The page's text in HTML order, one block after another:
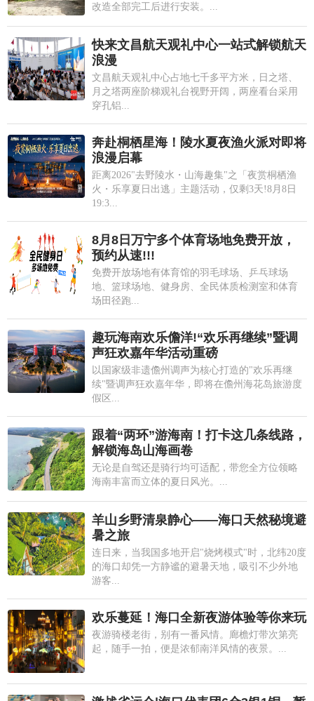
改造全部完工后进行安装。...
快来文昌航天观礼中心一站式解锁航天
浪漫
文昌航天观礼中心占地七千多平方米，日之塔、
月之塔两座阶梯观礼台视野开阔，两座看台采用
穿孔铝...
奔赴桐栖星海！陵水夏夜渔火派对即将
浪漫启幕
距离2026"去野陵水・山海趣集"之「夜赏桐栖渔
火・乐享夏日出逃」主题活动，仅剩3天!8月8日
19:3...
8月8日万宁多个体育场地免费开放，
预约从速!!!
免费开放场地有体育馆的羽毛球场、乒乓球场
地、篮球场地、健身房、全民体质检测室和体育
场田径跑...
趣玩海南欢乐儋洋!“欢乐再继续”暨调
声狂欢嘉年华活动重磅
以国家级非遗儋州调声为核心打造的"欢乐再继
续"暨调声狂欢嘉年华，即将在儋州海花岛旅游度
假区...
跟着“两环”游海南！打卡这几条线路，
解锁海岛山海画卷
无论是自驾还是骑行均可适配，带您全方位领略
海南丰富而立体的夏日风光。...
羊山乡野清泉静心——海口天然秘境避
暑之旅
连日来，当我国多地开启"烧烤模式"时，北纬20度
的海口却凭一方静谧的避暑天地，吸引不少外地
游客...
欢乐蔓延！海口全新夜游体验等你来玩
夜游骑楼老街，别有一番风情。廊檐灯带次第亮
起，随手一拍，便是浓郁南洋风情的夜景。...